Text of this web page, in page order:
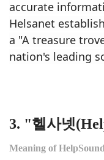
accurate
Helsanet
a "A treasure
nation's leading
3. "헬사넷(
Meaning of